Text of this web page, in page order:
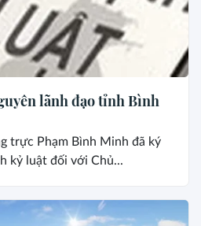
lãnh đạo tỉnh Bình
trực Phạm Bình Minh đã ký
kỷ luật đối với Chủ...